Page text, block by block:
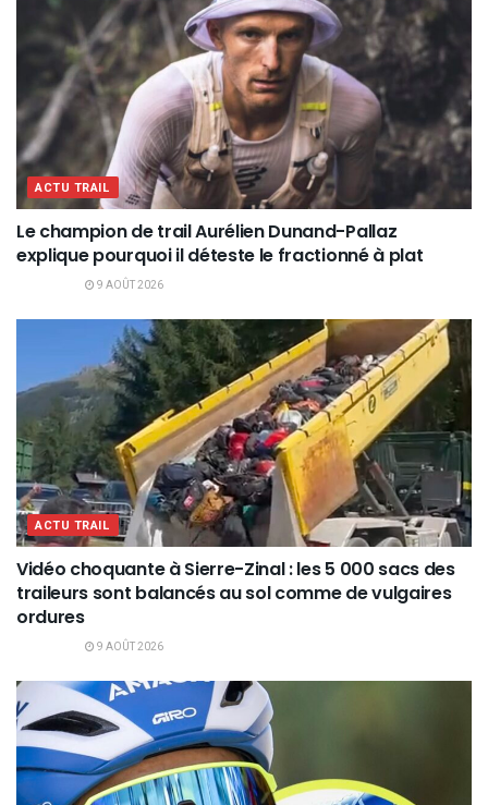
ACTU TRAIL
Le champion de trail Aurélien Dunand-Pallaz
explique pourquoi il déteste le fractionné à plat
9 AOÛT 2026
ACTU TRAIL
Vidéo choquante à Sierre-Zinal : les 5 000 sacs des
traileurs sont balancés au sol comme de vulgaires
ordures
9 AOÛT 2026